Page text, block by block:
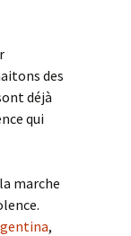
des
déjà
qui
marche
,